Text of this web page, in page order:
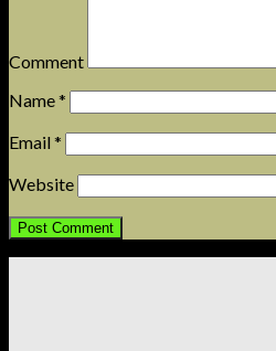
Comment
Name*
Email*
Website